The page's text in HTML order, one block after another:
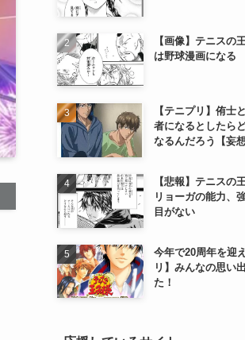
【画像】テニスの
は野球漫画になる
【テニプリ】侑士
者になるとしたら
なるんだろう【妄想
【悲報】テニスの
リョーガの能力、
目がない
今年で20周年を迎
リ】みんなの思い
た！